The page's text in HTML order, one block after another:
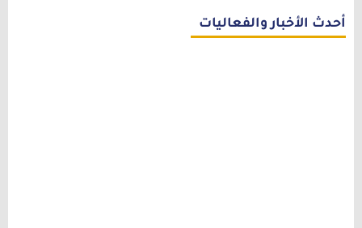
أحدث الأخبار والفعاليات